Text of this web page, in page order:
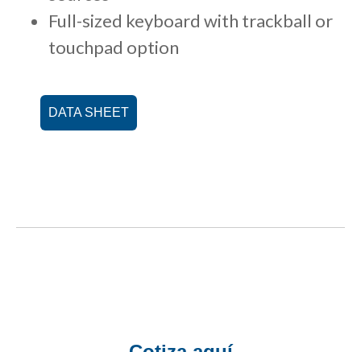
Full-sized keyboard with trackball or
touchpad option
DATA SHEET